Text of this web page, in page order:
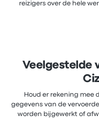
reizigers over de hele
Veelgestelde
Houd er rekening mee
gegevens van de
worden bijgewerkt of